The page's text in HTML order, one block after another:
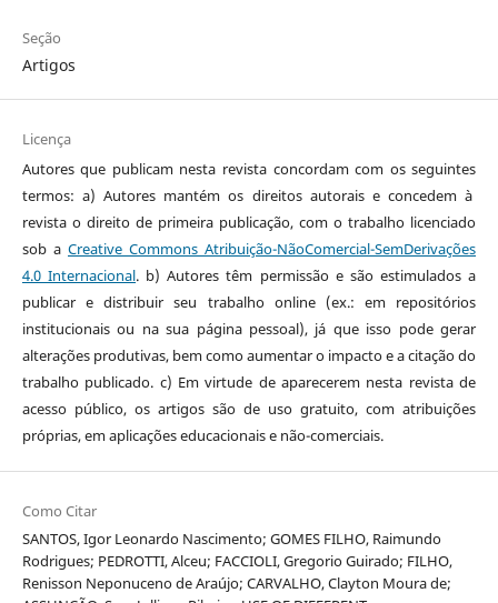
Seção
Artigos
Licença
Autores que publicam nesta revista concordam com os seguintes
termos: a) Autores mantém os direitos autorais e concedem à
revista o direito de primeira publicação, com o trabalho licenciado
sob a Creative Commons Atribuição-NãoComercial-SemDerivações
4.0 Internacional. b) Autores têm permissão e são estimulados a
publicar e distribuir seu trabalho online (ex.: em repositórios
institucionais ou na sua página pessoal), já que isso pode gerar
alterações produtivas, bem como aumentar o impacto e a citação do
trabalho publicado. c) Em virtude de aparecerem nesta revista de
acesso público, os artigos são de uso gratuito, com atribuições
próprias, em aplicações educacionais e não-comerciais.
Como Citar
SANTOS, Igor Leonardo Nascimento; GOMES FILHO, Raimundo
Rodrigues; PEDROTTI, Alceu; FACCIOLI, Gregorio Guirado; FILHO,
Renisson Neponuceno de Araújo; CARVALHO, Clayton Moura de;